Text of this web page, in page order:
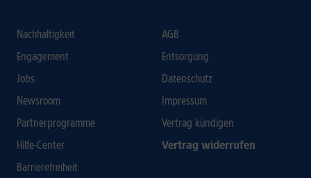
Nachhaltigkeit
Engagement
Jobs
Newsroom
Partnerprogramme
Hilfe-Center
Barrierefreiheit
AGB
Entsorgung
Datenschutz
Impressum
Vertrag kündigen
Vertrag widerrufen